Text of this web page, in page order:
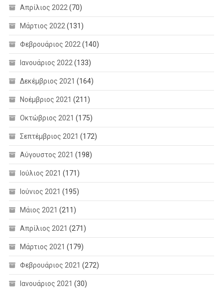
Απρίλιος 2022 (70)
Μάρτιος 2022 (131)
Φεβρουάριος 2022 (140)
Ιανουάριος 2022 (133)
Δεκέμβριος 2021 (164)
Νοέμβριος 2021 (211)
Οκτώβριος 2021 (175)
Σεπτέμβριος 2021 (172)
Αύγουστος 2021 (198)
Ιούλιος 2021 (171)
Ιούνιος 2021 (195)
Μάιος 2021 (211)
Απρίλιος 2021 (271)
Μάρτιος 2021 (179)
Φεβρουάριος 2021 (272)
Ιανουάριος 2021 (30)